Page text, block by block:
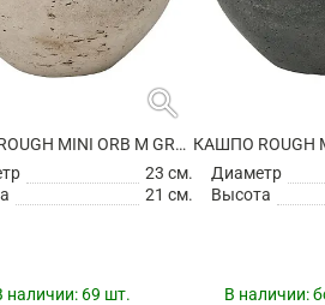
search
КАШПО ROUGH MINI ORB M GREY WASHED
23 см.
21 см.
наличии: 69 шт.
Диаметр
Высота
В наличии: